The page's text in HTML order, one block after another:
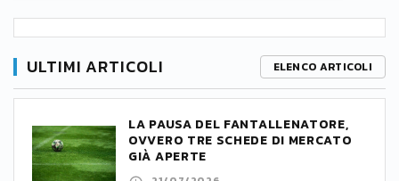
ULTIMI ARTICOLI ELENCO ARTICOLI
LA PAUSA DEL FANTALLENATORE,
OVVERO TRE SCHEDE DI MERCATO
GIÀ APERTE